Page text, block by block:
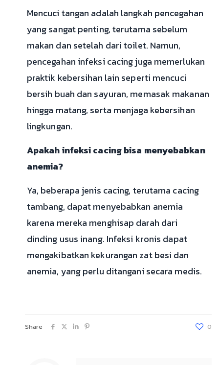
Mencuci tangan adalah langkah pencegahan
yang sangat penting, terutama sebelum
makan dan setelah dari toilet. Namun,
pencegahan infeksi cacing juga memerlukan
praktik kebersihan lain seperti mencuci
bersih buah dan sayuran, memasak makanan
hingga matang, serta menjaga kebersihan
lingkungan.
Apakah infeksi cacing bisa menyebabkan
anemia?
Ya, beberapa jenis cacing, terutama cacing
tambang, dapat menyebabkan anemia
karena mereka menghisap darah dari
dinding usus inang. Infeksi kronis dapat
mengakibatkan kekurangan zat besi dan
anemia, yang perlu ditangani secara medis.
Share 0